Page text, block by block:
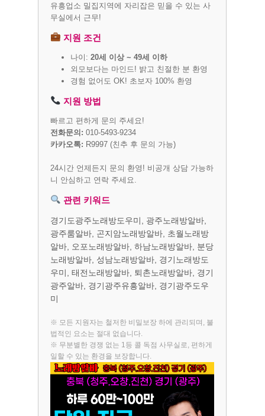
유흥업소 밀집지역에 자리잡은 믿을 수 있는 사
무실에서 근무!
지원 조건
나이:20세 이상 ~ 49세 이하
외모보다는 마인드! 밝고 친절한 분 환영
경험 없어도 OK! 초보자 100% 환영
지원 방법
빠르고 편하게 문의 주세요!
전화문의: 010-5493-9234
카카오톡: R9997 (친추 후 문의 가능)
24시간 언제든지 문의 환영! 비공개 상담 가능하
니 안심하고 연락 주세요.
관련 키워드
경기도광주노래방도우미, 광주노래방알바,
광주룸알바, 곤지암노래방알바, 초월노래방
알바, 오포노래방알바, 하남노래방알바, 분당
노래방알바, 성남노래방알바, 경기노래방도
우미, 태전노래방알바, 퇴촌노래방알바, 경기
광주알바, 경기광주유흥알바, 경기광주도우
미
※ 모든 지원자는 철저한 비밀보장 하에 관리되며, 불
법적인 요소는 절대 없습니다.
※ 무분별한 경쟁 없는 1등 콜 독점 사무실로, 편하게
일할 수 있는 환경을 보장합니다.